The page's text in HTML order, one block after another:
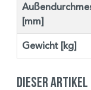
[mm]
Gewicht [kg]
Dieser Artikel